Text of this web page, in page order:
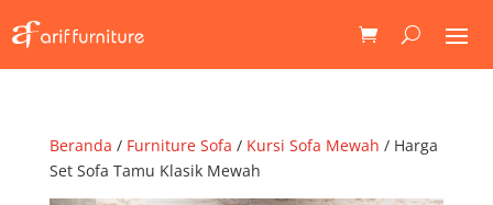
Beranda / Furniture Sofa / Kursi Sofa Mewah / Harga
Set Sofa Tamu Klasik Mewah